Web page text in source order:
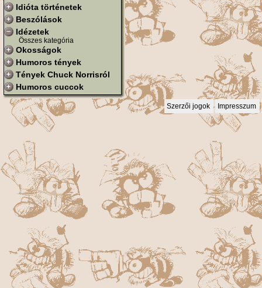
Idióta történetek
Beszólások
Idézetek
Összes kategória
Okosságok
Humoros tények
Tények Chuck Norrisról
Humoros cuccok
Szerzői jogok Impresszum